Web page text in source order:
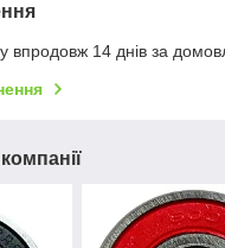
впродовж 14 днів за